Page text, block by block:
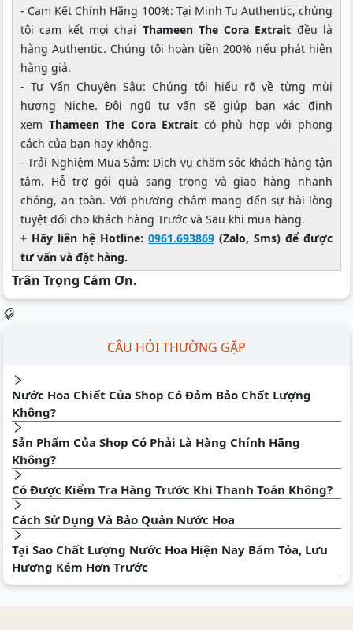
- Cam Kết Chính Hãng 100%: Tại Minh Tu Authentic, chúng
tôi cam kết mọi chai Thameen The Cora Extrait đều là
hàng Authentic. Chúng tôi hoàn tiền 200% nếu phát hiện
hàng giả.
- Tư Vấn Chuyên Sâu: Chúng tôi hiểu rõ về từng mùi
hương Niche. Đội ngũ tư vấn sẽ giúp bạn xác định
xem Thameen The Cora Extrait có phù hợp với phong
cách của bạn hay không.
- Trải Nghiệm Mua Sắm: Dịch vụ chăm sóc khách hàng tận
tâm. Hỗ trợ gói quà sang trọng và giao hàng nhanh
chóng, an toàn. Với phương châm mang đến sự hài lòng
tuyệt đối cho khách hàng Trước và Sau khi mua hàng.
+ Hãy liên hệ Hotline: 0961.693869 (Zalo, Sms) để được
tư vấn và đặt hàng.
Trân Trọng Cám Ơn.
CÂU HỎI THƯỜNG GẶP
Nước Hoa Chiết Của Shop Có Đảm Bảo Chất Lượng
Không?
Sản Phẩm Của Shop Có Phải Là Hàng Chính Hãng
Không?
Có Được Kiểm Tra Hàng Trước Khi Thanh Toán Không?
Cách Sử Dụng Và Bảo Quản Nước Hoa
Tại Sao Chất Lượng Nước Hoa Hiện Nay Bám Tỏa, Lưu
Hương Kém Hơn Trước